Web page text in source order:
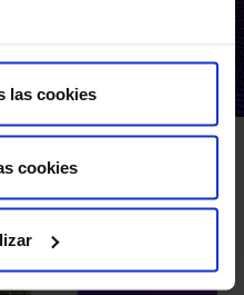
las cookies
cookies